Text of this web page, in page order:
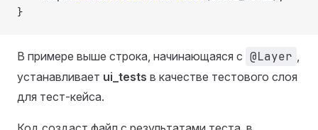
}
В примере выше строка, начинающаяся с @Layer ,
устанавливает ui_tests в качестве тестового слоя
для тест-кейса.